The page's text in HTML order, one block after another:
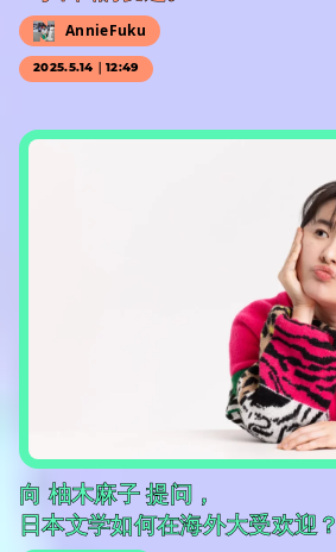
AnnieFuku
2025.5.14｜12:49
向 柚木麻子 提问，
日本文学如何在海外大受欢迎？